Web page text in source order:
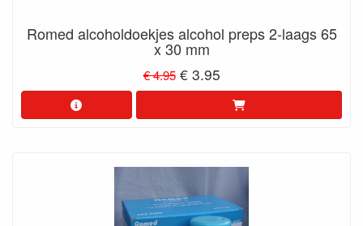
Romed alcoholdoekjes alcohol preps 2-laags 65
x 30 mm
€ 4.95 € 3.95